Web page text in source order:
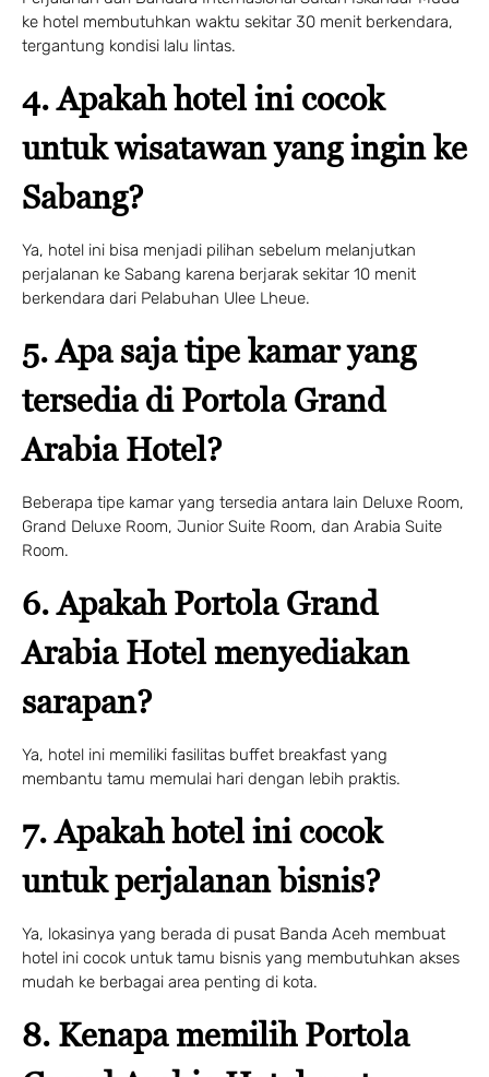
ke hotel membutuhkan waktu sekitar 30 menit berkendara,
tergantung kondisi lalu lintas.
4. Apakah hotel ini cocok
untuk wisatawan yang ingin ke
Sabang?
Ya, hotel ini bisa menjadi pilihan sebelum melanjutkan
perjalanan ke Sabang karena berjarak sekitar 10 menit
berkendara dari Pelabuhan Ulee Lheue.
5. Apa saja tipe kamar yang
tersedia di Portola Grand
Arabia Hotel?
Beberapa tipe kamar yang tersedia antara lain Deluxe Room,
Grand Deluxe Room, Junior Suite Room, dan Arabia Suite
Room.
6. Apakah Portola Grand
Arabia Hotel menyediakan
sarapan?
Ya, hotel ini memiliki fasilitas buffet breakfast yang
membantu tamu memulai hari dengan lebih praktis.
7. Apakah hotel ini cocok
untuk perjalanan bisnis?
Ya, lokasinya yang berada di pusat Banda Aceh membuat
hotel ini cocok untuk tamu bisnis yang membutuhkan akses
mudah ke berbagai area penting di kota.
8. Kenapa memilih Portola